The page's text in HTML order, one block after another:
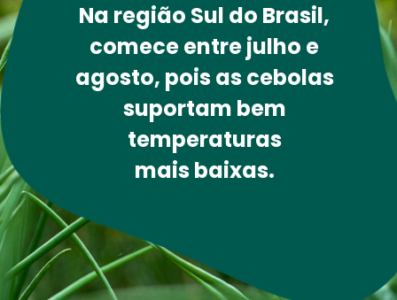
Na região Sul do Brasil,
comece entre julho e
agosto, pois as cebolas
suportam bem
temperaturas
mais baixas.